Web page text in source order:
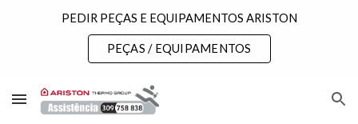
Skip to main content
PEDIR PEÇAS E EQUIPAMENTOS ARISTON
PEÇAS / EQUIPAMENTOS